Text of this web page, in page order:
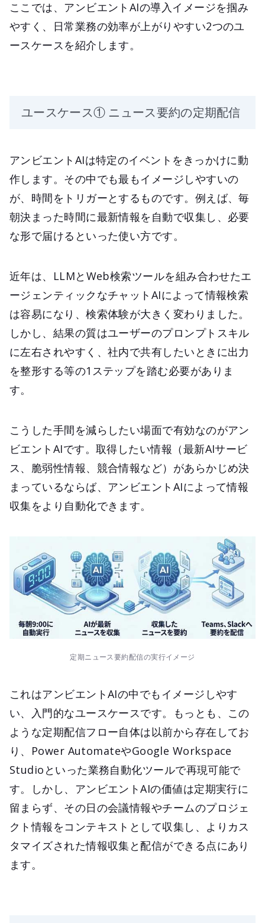
ここでは、アンビエントAIの導入イメージを掴み
やすく、日常業務の効率が上がりやすい2つのユ
ースケースを紹介します。
ユースケース① ニュース要約の定期配信
アンビエントAIは特定のイベントをきっかけに動
作します。その中でも最もイメージしやすいの
が、時間をトリガーとするものです。例えば、毎
朝決まった時間に最新情報を自動で収集し、必要
な形で届けるといった使い方です。
近年は、LLMとWeb検索ツールを組み合わせたエ
ージェンティックなチャットAIによって情報検索
は容易になり、検索体験が大きく変わりました。
しかし、結果の質はユーザーのプロンプトスキル
に左右されやすく、社内で共有したいときに出力
を整形する等の1ステップを踏む必要がありま
す。
こうした手間を減らしたい場面で有効なのがアン
ビエントAIです。取得したい情報（最新AIサービ
ス、脆弱性情報、競合情報など）があらかじめ決
まっているならば、アンビエントAIによって情報
収集をより自動化できます。
定期ニュース要約配信の実行イメージ
これはアンビエントAIの中でもイメージしやす
い、入門的なユースケースです。もっとも、この
ような定期配信フロー自体は以前から存在してお
り、Power AutomateやGoogle Workspace
Studioといった業務自動化ツールで再現可能で
す。しかし、アンビエントAIの価値は定期実行に
留まらず、その日の会議情報やチームのプロジェ
クト情報をコンテキストとして収集し、よりカス
タマイズされた情報収集と配信ができる点にあり
ます。